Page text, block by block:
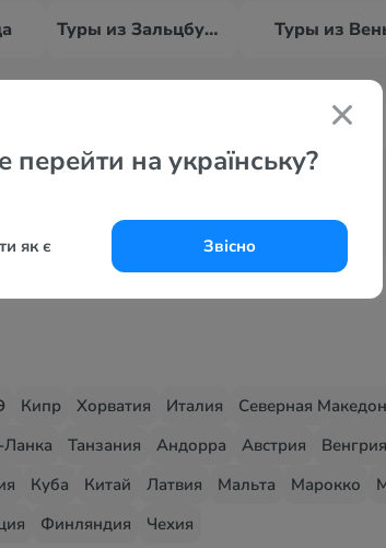
перейти на українську?
як є Звісно
Туры из Зальцбурга Туры из
Кипр Хорватия Италия Северная
Танзания Андорра Австрия Венгрия
Куба Китай Латвия Мальта Марокко
Финляндия Чехия